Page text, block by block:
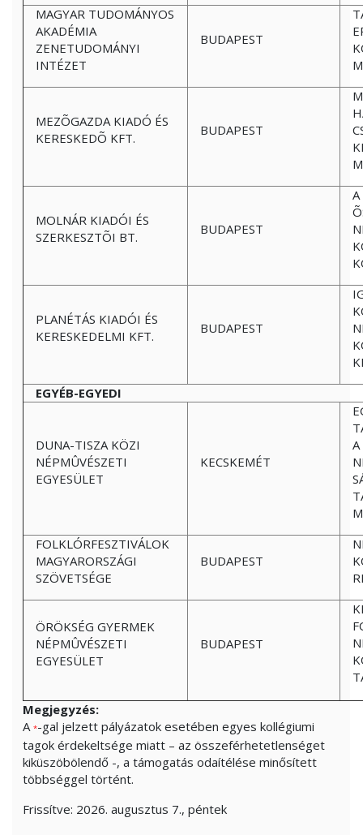
MAGYAR TUDOMÁNYOS
AKADÉMIA
ZENETUDOMÁNYI
INTÉZET
BUDAPEST
MEZÕGAZDA KIADÓ ÉS
KERESKEDÕ KFT.
BUDAPEST
MOLNÁR KIADÓI ÉS
SZERKESZTÕI BT.
BUDAPEST
A
PLANÉTÁS KIADÓI ÉS
KERESKEDELMI KFT.
BUDAPEST
EGYÉB-EGYEDI
DUNA-TISZA KÖZI
NÉPMÛVÉSZETI
EGYESÜLET
KECSKEMÉT
A
FOLKLÓRFESZTIVÁLOK
MAGYARORSZÁGI
SZÖVETSÉGE
BUDAPEST
ÖRÖKSÉG GYERMEK
NÉPMÛVÉSZETI
EGYESÜLET
BUDAPEST
Megjegyzés:
A *-gal jelzett pályázatok esetében egyes kollégiumi
tagok érdekeltsége miatt – az összeférhetetlenséget
kiküszöbölendő -, a támogatás odaítélése minősített
többséggel történt.
Frissítve: 2026. augusztus 7., péntek